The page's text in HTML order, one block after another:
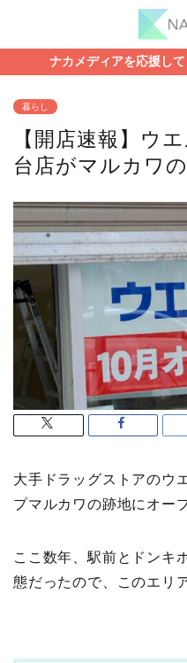
ナカメディアを応援し
暮らし
【開店速報】ウ
台店がマルカワ
大手ドラッグストアのウ
プマルカワの跡地にオー
ここ数年、駅前とドンキ
態だったので、このエリ